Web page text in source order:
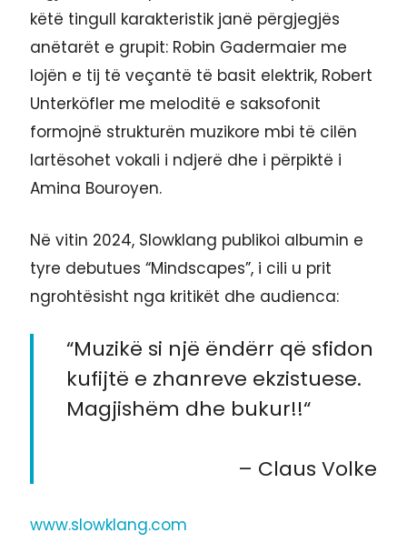
këtë tingull karakteristik janë përgjegjës
anëtarët e grupit: Robin Gadermaier me
lojën e tij të veçantë të basit elektrik, Robert
Unterköfler me meloditë e saksofonit
formojnë strukturën muzikore mbi të cilën
lartësohet vokali i ndjerë dhe i përpiktë i
Amina Bouroyen.
Në vitin 2024, Slowklang publikoi albumin e
tyre debutues “Mindscapes”, i cili u prit
ngrohtësisht nga kritikët dhe audienca:
“Muzikë si një ëndërr që sfidon
kufijtë e zhanreve ekzistuese.
Magjishëm dhe bukur!!“
– Claus Volke
www.slowklang.com